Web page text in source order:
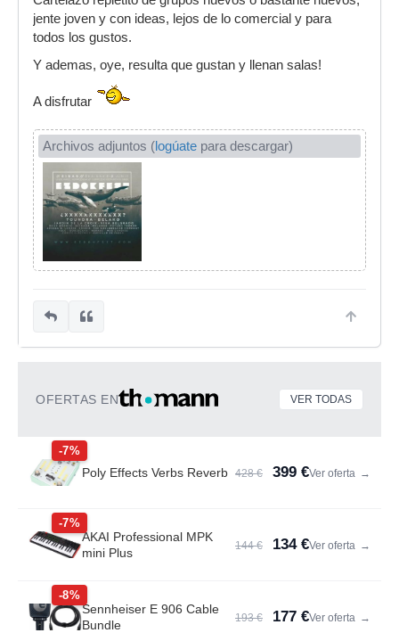
jente joven y con ideas, lejos de lo comercial y para
todos los gustos.
Y ademas, oye, resulta que gustan y llenan salas!
A disfrutar
Archivos adjuntos (logúate para descargar)
OFERTAS EN VER TODAS
-7%
Poly Effects Verbs Reverb 428 € 399 €Ver oferta →
-7%
AKAI Professional MPK
mini Plus
144 € 134 €Ver oferta →
-8%
Sennheiser E 906 Cable
Bundle
193 € 177 €Ver oferta →